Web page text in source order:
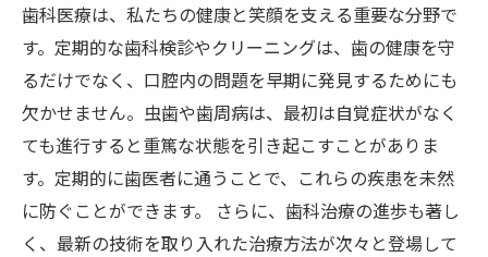
歯科医療は、私たちの健康と笑顔を支える重要な分野で
す。定期的な歯科検診やクリーニングは、歯の健康を守
るだけでなく、口腔内の問題を早期に発見するためにも
欠かせません。虫歯や歯周病は、最初は自覚症状がなく
ても進行すると重篤な状態を引き起こすことがありま
す。定期的に歯医者に通うことで、これらの疾患を未然
に防ぐことができます。 さらに、歯科治療の進歩も著し
く、最新の技術を取り入れた治療方法が次々と登場して